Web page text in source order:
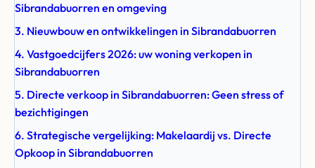
Sibrandabuorren en omgeving
3. Nieuwbouw en ontwikkelingen in Sibrandabuorren
4. Vastgoedcijfers 2026: uw woning verkopen in
Sibrandabuorren
5. Directe verkoop in Sibrandabuorren: Geen stress of
bezichtigingen
6. Strategische vergelijking: Makelaardij vs. Directe
Opkoop in Sibrandabuorren